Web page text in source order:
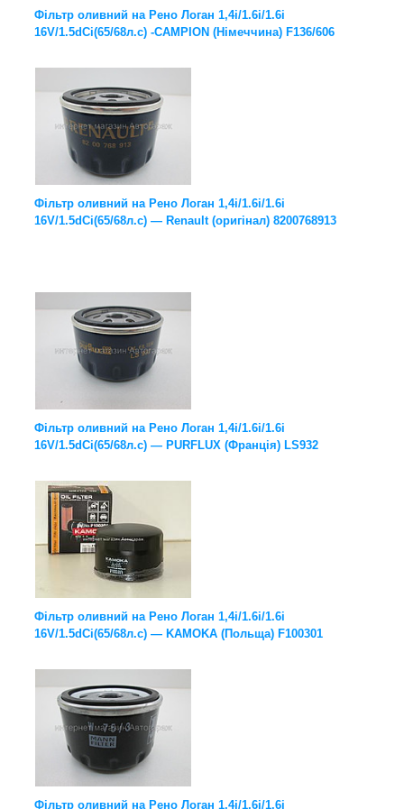
Фільтр оливний на Рено Логан 1,4i/1.6i/1.6i
16V/1.5dCi(65/68л.с) -CAMPION (Німеччина) F136/606
Фільтр оливний на Рено Логан 1,4i/1.6i/1.6i
16V/1.5dCi(65/68л.с) — Renault (оригінал) 8200768913
Фільтр оливний на Рено Логан 1,4i/1.6i/1.6i
16V/1.5dCi(65/68л.с) — PURFLUX (Франція) LS932
Фільтр оливний на Рено Логан 1,4i/1.6i/1.6i
16V/1.5dCi(65/68л.с) — KAMOKA (Польща) F100301
Фільтр оливний на Рено Логан 1,4i/1.6i/1.6i